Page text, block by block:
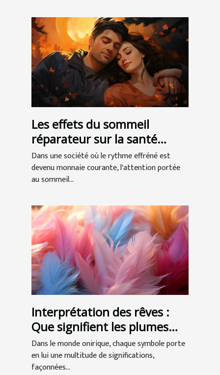
Les effets du sommeil
réparateur sur la santé
globale
Dans une société où le rythme effréné est
devenu monnaie courante, l'attention portée
au sommeil...
Interprétation des rêves :
Que signifient les plumes
dans nos songes ?
Dans le monde onirique, chaque symbole porte
en lui une multitude de significations,
façonnées...